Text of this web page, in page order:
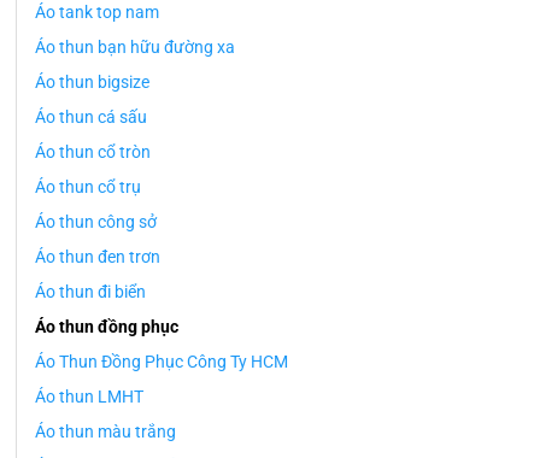
Áo tank top nam
Áo thun bạn hữu đường xa
Áo thun bigsize
Áo thun cá sấu
Áo thun cổ tròn
Áo thun cổ trụ
Áo thun công sở
Áo thun đen trơn
Áo thun đi biển
Áo thun đồng phục
Áo Thun Đồng Phục Công Ty HCM
Áo thun LMHT
Áo thun màu trắng